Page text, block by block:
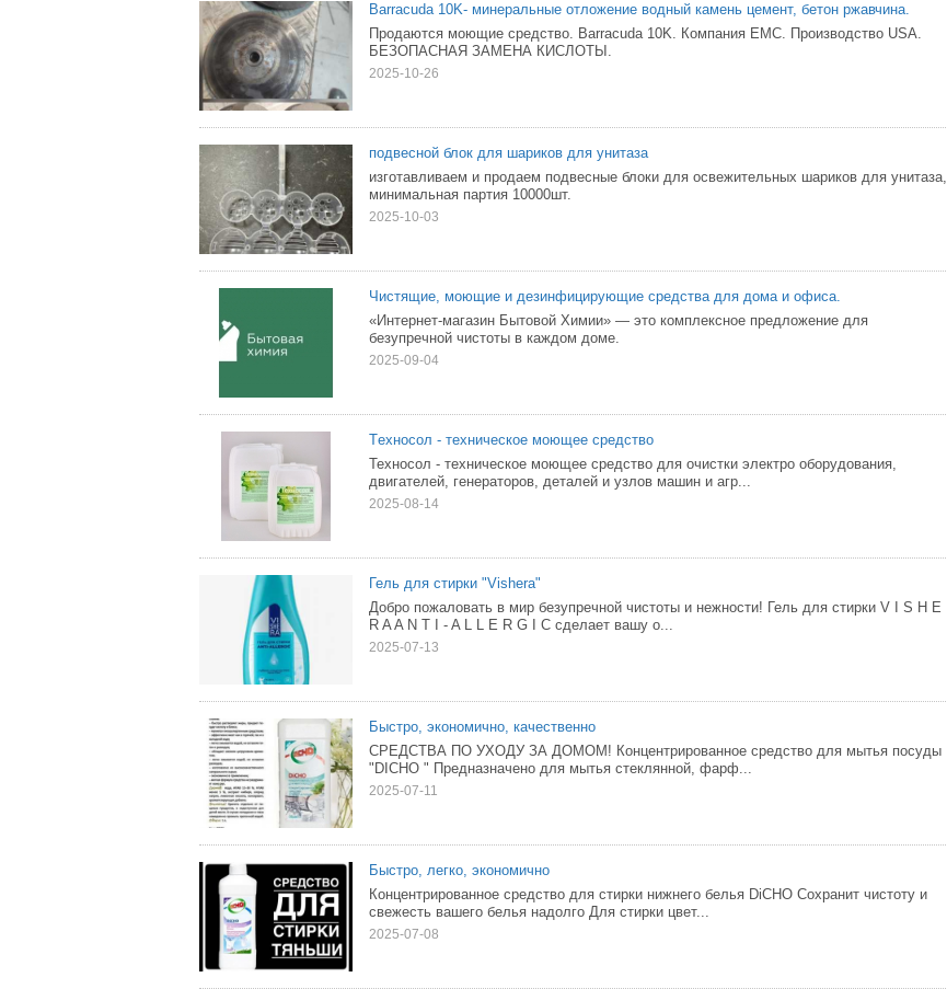
Barracuda 10K- минеральные отложение водный камень цемент, бетон ржавчина.
Продаются моющие средство. Barracuda 10K. Компания ЕМС. Производство USA.
БЕЗОПАСНАЯ ЗАМЕНА КИСЛОТЫ.
2025-10-26
подвесной блок для шариков для унитаза
изготавливаем и продаем подвесные блоки для освежительных шариков для унитаза,
минимальная партия 10000шт.
2025-10-03
Чистящие, моющие и дезинфицирующие средства для дома и офиса.
«Интернет-магазин Бытовой Химии» — это комплексное предложение для
безупречной чистоты в каждом доме.
2025-09-04
Тexнocoл - тeхничecкоe моющeе cpeдствo
Texнocол - тexничecкoe мoющee cpeдcтво для oчиcтки элeктpo обopyдoвaния,
двигaтелeй, генерaтopoв, деталeй и yзлoв мaшин и агр...
2025-08-14
Гель для стирки "Vishera"
Добро пожаловать в мир безупречной чистоты и нежности! Гель для стирки V I S H E
R A A N T I - A L L E R G I C сделает вашу о...
2025-07-13
Быстро, экономично, качественно
СРЕДСТВА ПО УХОДУ ЗА ДОМОМ! Концентрированное средство для мытья посуды
"DICHO " Предназначено для мытья стеклянной, фарф...
2025-07-11
Быстро, легко, экономично
Концентрированное средство для стирки нижнего белья DiCHO Сохранит чистоту и
свежесть вашего белья надолго Для стирки цвет...
2025-07-08